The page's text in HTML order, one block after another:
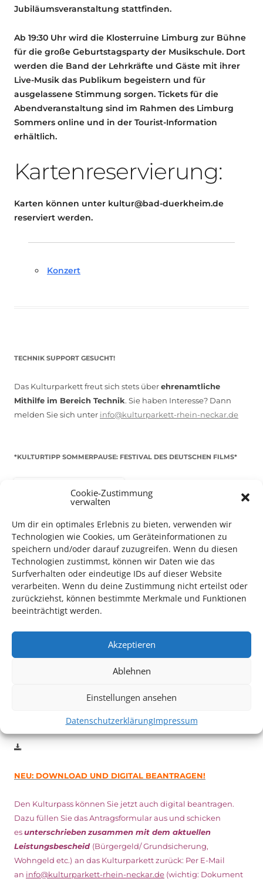
Cookie-Zustimmung
verwalten
Um dir ein optimales Erlebnis zu bieten, verwenden wir
Technologien wie Cookies, um Geräteinformationen zu
speichern und/oder darauf zuzugreifen. Wenn du diesen
Technologien zustimmst, können wir Daten wie das
Surfverhalten oder eindeutige IDs auf dieser Website
verarbeiten. Wenn du deine Zustimmung nicht erteilst oder
zurückziehst, können bestimmte Merkmale und Funktionen
beeinträchtigt werden.
Akzeptieren
Ablehnen
Einstellungen ansehen
DatenschutzerklärungImpressum
Jubiläumsveranstaltung stattfinden.
Ab 19:30 Uhr wird die Klosterruine Limburg zur Bühne
für die große Geburtstagsparty der Musikschule. Dort
werden die Band der Lehrkräfte und Gäste mit ihrer
Live-Musik das Publikum begeistern und für
ausgelassene Stimmung sorgen. Tickets für die
Abendveranstaltung sind im Rahmen des Limburg
Sommers online und in der Tourist-Information
erhältlich.
Kartenreservierung:
Karten können unter kultur@bad-duerkheim.de
reserviert werden.
Konzert
TECHNIK SUPPORT GESUCHT!
Das Kulturparkett freut sich stets überehrenamtliche
Mithilfe im Bereich Technik. Sie haben Interesse? Dann
melden Sie sich unter info@kulturparkett-rhein-neckar.de
*KULTURTIPP SOMMERPAUSE: FESTIVAL DES DEUTSCHEN FILMS*
Auch dieses Jahr findet wieder das
Vom 19. August bist zum 9. SeptemberhabenKulturpass-
Inhaber*innen freien Eintrittzu den Vorstellungen – 30
Weitere Details zum Festival finden Sie
DIGITAL KULTURPASS BEANTRAGEN
NEU: DOWNLOAD UND DIGITAL BEANTRAGEN!
Den Kulturpass können Sie jetzt auch digital beantragen.
Dazu füllen Sie das Antragsformular aus und schicken
esunterschriebenzusammen mit dem aktuellen
Leistungsbescheid (Bürgergeld/ Grundsicherung,
Wohngeld etc.) an das Kulturparkett zurück: Per E-Mail
an info@kulturparkett-rhein-neckar.de (wichtig: Dokument